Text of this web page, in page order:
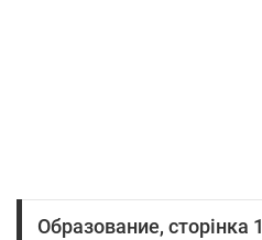
Образование, сторінка 1